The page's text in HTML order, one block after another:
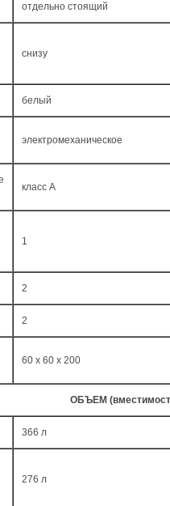
отдельно стоящий
снизу
белый
электромеханическое
класс A
1
2
2
60 x 60 x 200
ОБЪЕМ
366 л
276 л